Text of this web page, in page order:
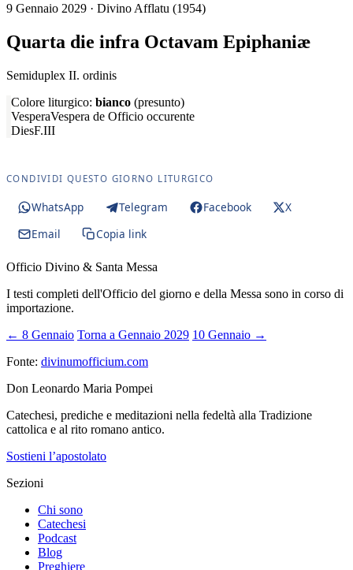
9 Gennaio 2029 · Divino Afflatu (1954)
Quarta die infra Octavam Epiphaniæ
Semiduplex II. ordinis
Colore liturgico: bianco (presunto)
VesperaVespera de Officio occurente
DiesF.III
CONDIVIDI QUESTO GIORNO LITURGICO
WhatsApp Telegram Facebook
X
Email
Copia link
Officio Divino & Santa Messa
I testi completi dell'Officio del giorno e della Messa sono in corso di
importazione.
← 8 Gennaio Torna a Gennaio 2029 10 Gennaio →
Fonte: divinumofficium.com
Don Leonardo Maria Pompei
Catechesi, prediche e meditazioni nella fedeltà alla Tradizione
cattolica e al rito romano antico.
Sostieni l’apostolato
Sezioni
Chi sono
Catechesi
Podcast
Blog
Preghiere